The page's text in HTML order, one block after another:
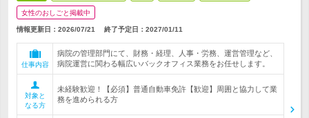
女性のおしごと掲載中
情報更新日：2026/07/21 終了予定日： 2027/01/11
仕事内容
病院の管理部門にて、財務・経理、人事・労務、運営管理など、
病院運営に関わる幅広いバックオフィス業務をお任せします。
対象と
なる方
未経験歓迎！【必須】普通自動車免許【歓迎】周囲と協力して業
務を進められる方